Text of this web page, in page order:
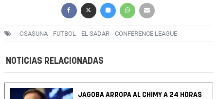
OSASUNA FUTBOL EL SADAR CONFERENCE LEAGUE
NOTICIAS RELACIONADAS
JAGOBA ARROPA AL CHIMY A 24 HORAS